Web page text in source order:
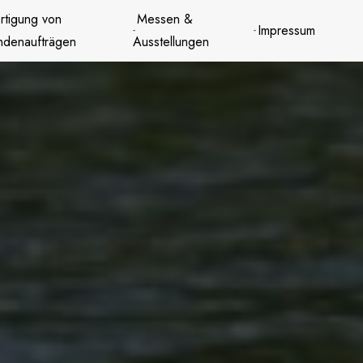
von
Messen &
Ausstellungen
Impressum